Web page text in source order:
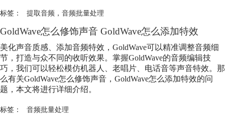
标签： 提取音频， 音频批量处理
GoldWave怎么修饰声音 GoldWave怎么添加特效
美化声音质感、添加音频特效，GoldWave可以精准调整音频细
节，打造与众不同的收听效果。掌握GoldWave的音频编辑技
巧，我们可以轻松模仿机器人、老唱片、电话音等声音特效。那
么有关GoldWave怎么修饰声音，GoldWave怎么添加特效的问
题，本文将进行详细介绍。
标签： 音频批量处理